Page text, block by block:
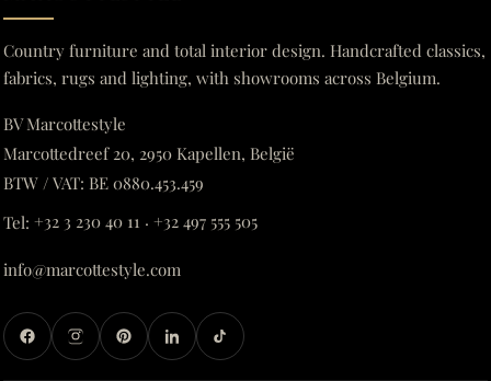
Country furniture and total interior design. Handcrafted classics,
fabrics, rugs and lighting, with showrooms across Belgium.
BV Marcottestyle
Marcottedreef 20, 2950 Kapellen, België
BTW / VAT: BE 0880.453.459
Tel: +32 3 230 40 11 · +32 497 555 505
info@marcottestyle.com